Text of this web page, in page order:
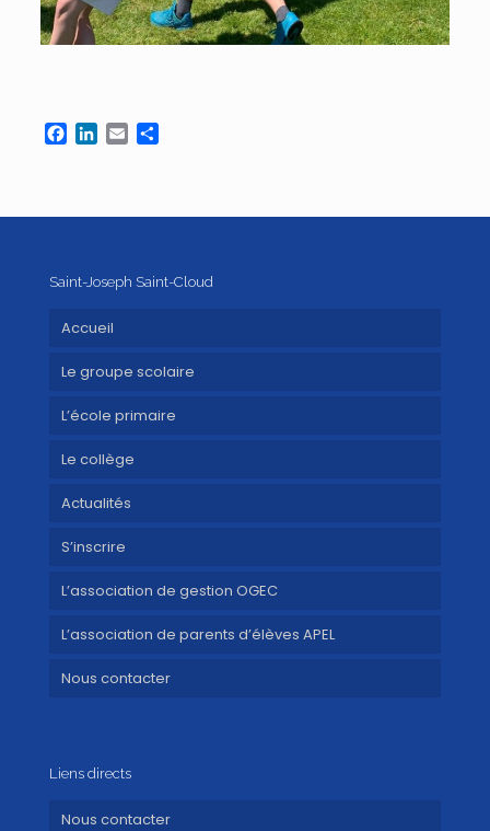
Facebook
LinkedIn
EmailPartager
Saint-Joseph Saint-Cloud
Accueil
Le groupe scolaire
L’école primaire
Le collège
Actualités
S’inscrire
L’association de gestion OGEC
L’association de parents d’élèves APEL
Nous contacter
Liens directs
Nous contacter